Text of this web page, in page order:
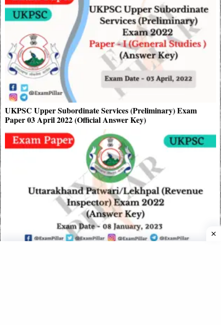
UKPSC Upper Subordinate Services (Preliminary) Exam
Paper 03 April 2022 (Official Answer Key)